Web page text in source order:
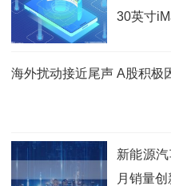
30英寸
海外扰动接近尾声 A股积极
新能源
月销量创